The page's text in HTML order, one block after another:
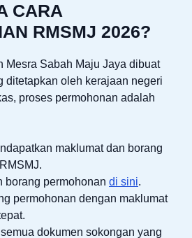
CARA
RMSMJ 2026?
Mesra Sabah Maju Jaya dibuat
ditetapkan oleh kerajaan negeri
proses permohonan adalah
maklumat dan borang
borang permohonan di sini.
permohonan dengan maklumat
dokumen sokongan yang